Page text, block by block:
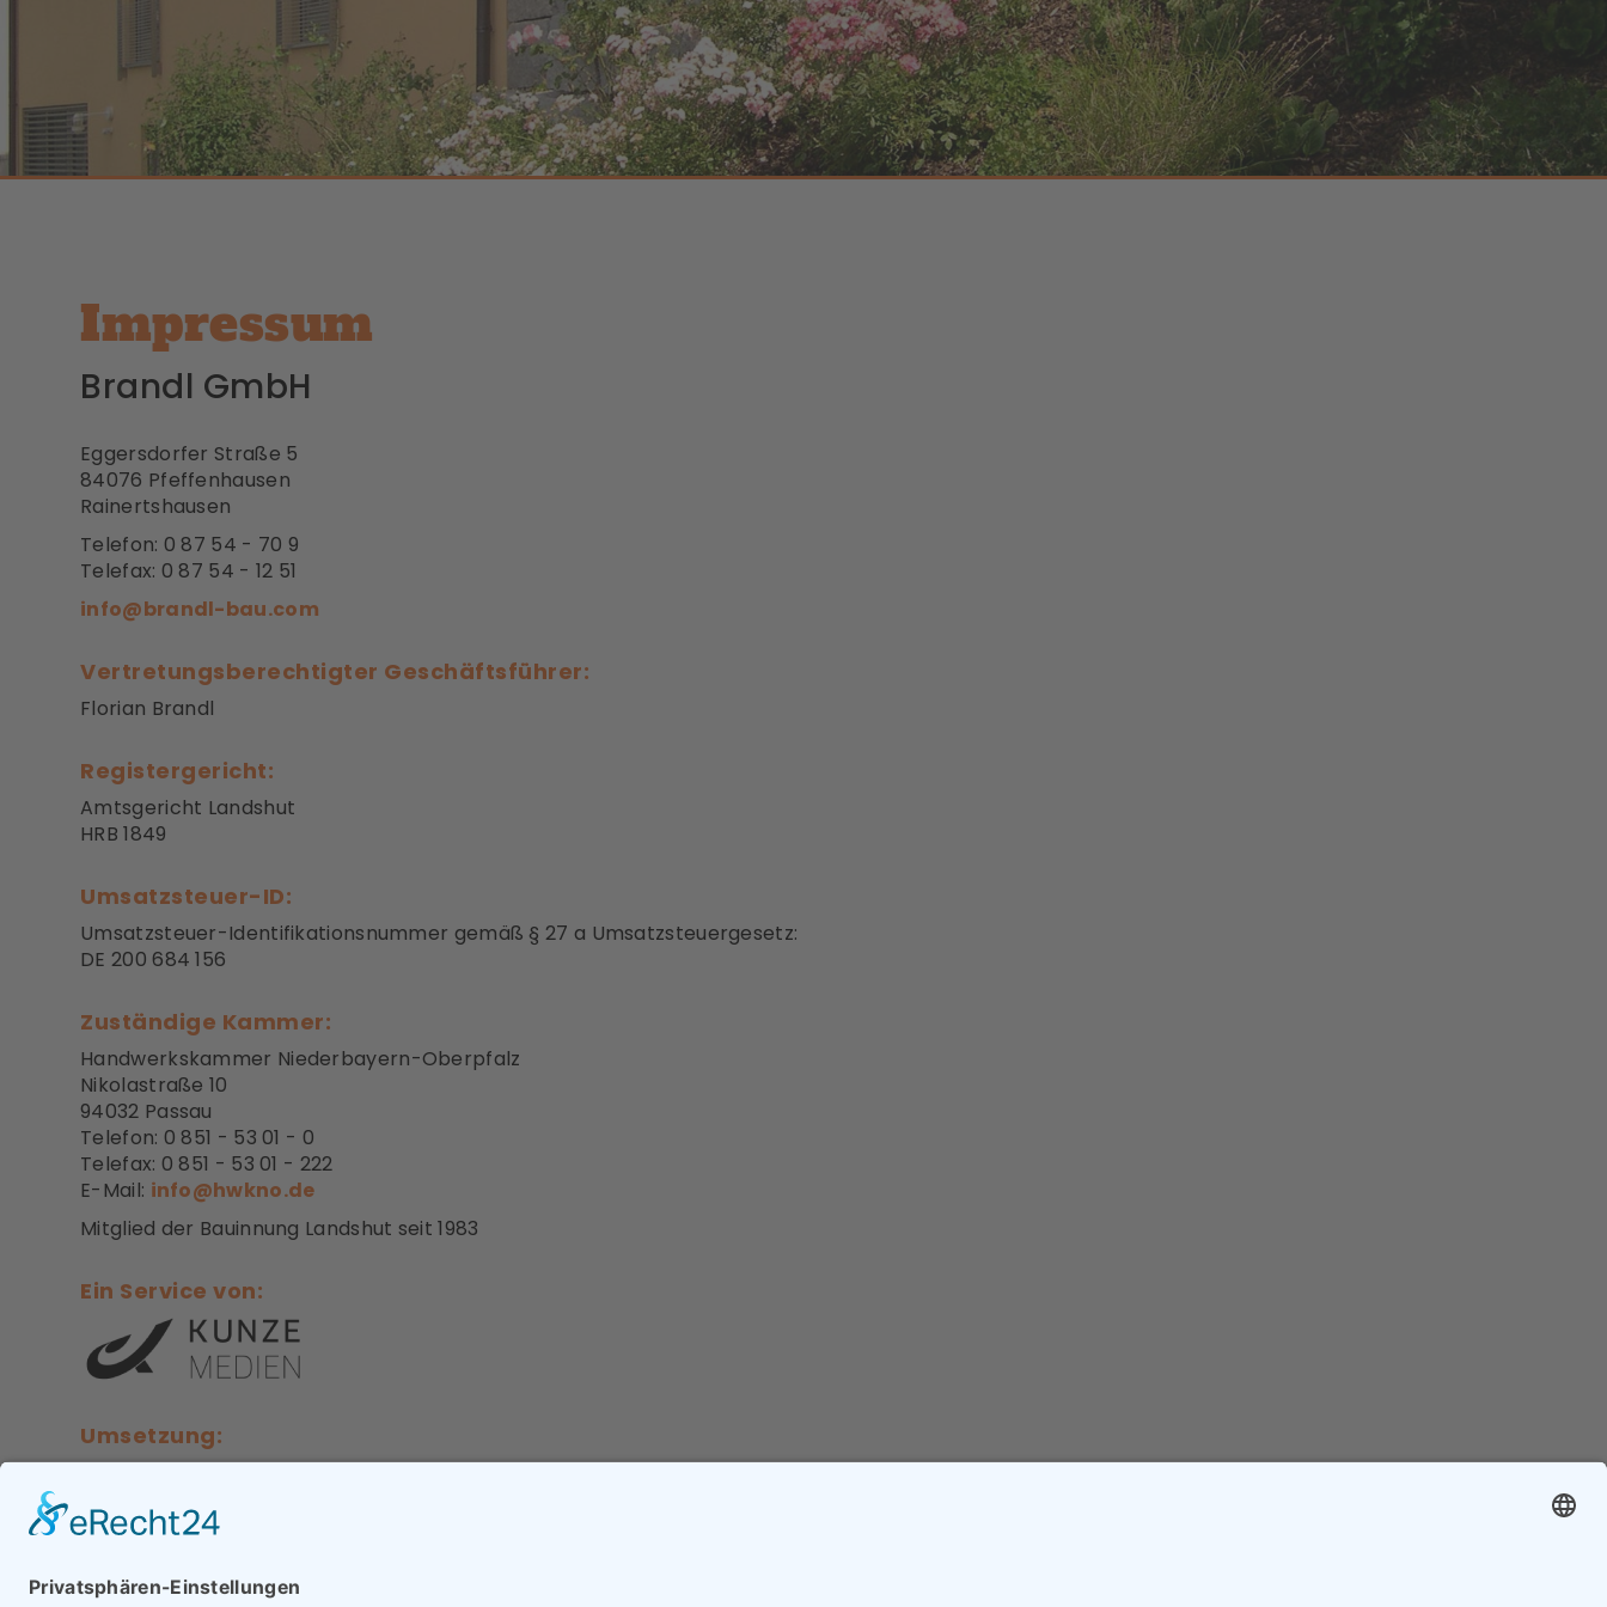
Impressum
Brandl GmbH
Eggersdorfer Straße 5
84076 Pfeffenhausen
Rainertshausen
Telefon: 0 87 54 - 70 9
Telefax: 0 87 54 - 12 51
info@brandl-bau.com
Vertretungsberechtigter Geschäftsführer:
Florian Brandl
Registergericht:
Amtsgericht Landshut
HRB 1849
Umsatzsteuer-ID:
Umsatzsteuer-Identifikationsnummer gemäß § 27 a Umsatzsteuergesetz:
DE 200 684 156
Zuständige Kammer:
Handwerkskammer Niederbayern-Oberpfalz
Nikolastraße 10
94032 Passau
Telefon: 0 851 - 53 01 - 0
Telefax: 0 851 - 53 01 - 222
E-Mail: info@hwkno.de
Mitglied der Bauinnung Landshut seit 1983
Ein Service von:
Umsetzung: